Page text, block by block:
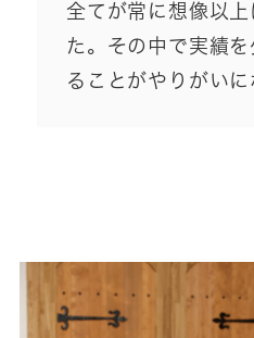
全てが常に想像以
た。その中で実績
ることがやりがいに